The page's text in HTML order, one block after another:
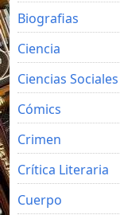
Biografias
Ciencia
Ciencias Sociales
Cómics
Crimen
Crítica Literaria
Cuerpo